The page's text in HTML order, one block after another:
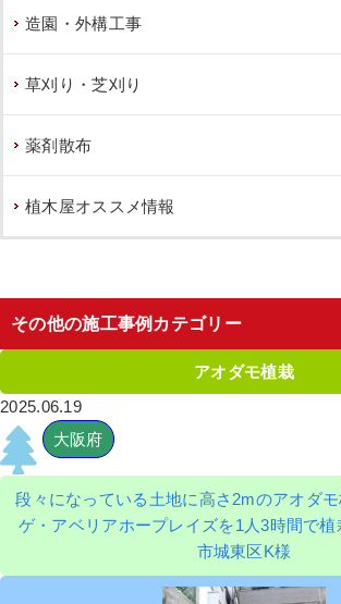
造園・外構工事
草刈り・芝刈り
薬剤散布
植木屋オススメ情報
その他の施工事例カテゴリー
アオダモ植栽
2025.06.19
大阪府
段々になっている土地に高さ2mのアオダ
ゲ・アベリアホープレイズを1人3時間で植
市城東区K様